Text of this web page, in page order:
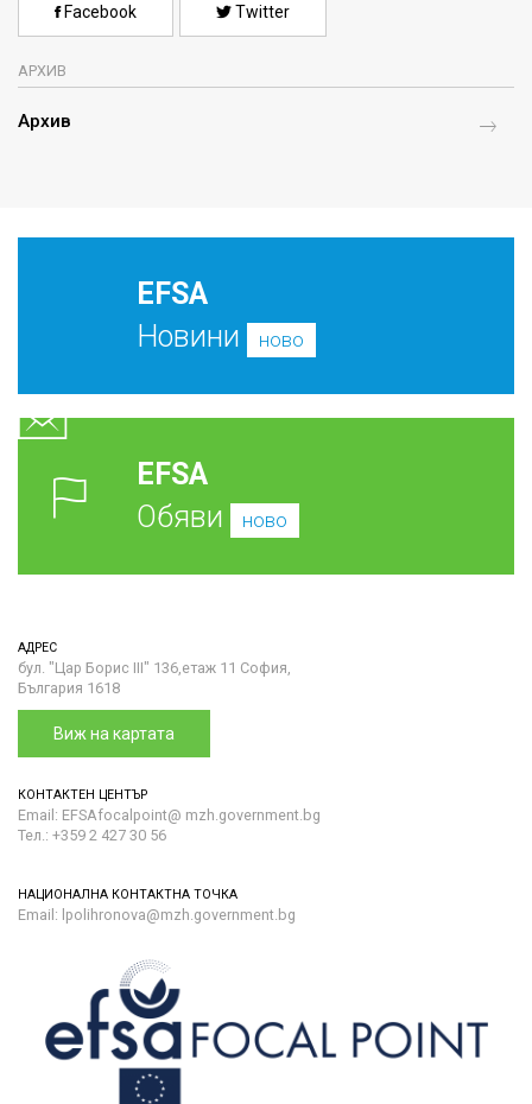
Facebook Twitter
АРХИВ
Архив
EFSA
Новини
ново
EFSA
Обяви
ново
АДРЕС
бул. "Цар Борис III" 136,етаж 11 София,
България 1618
Виж на картата
КОНТАКТЕН ЦЕНТЪР
Email: EFSAfocalpoint@ mzh.government.bg
Тел.: +359 2 427 30 56
НАЦИОНАЛНА КОНТАКТНА ТОЧКА
Email: lpolihronova@mzh.government.bg